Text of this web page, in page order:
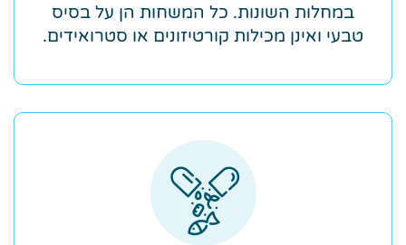
במחלות השונות. כל המשחות הן על בסיס
טבעי ואינן מכילות קורטיזונים או סטרואידים.